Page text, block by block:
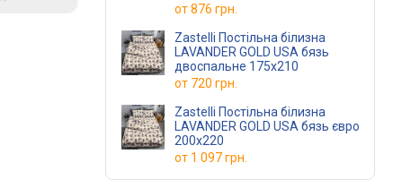
от876 грн.
Zastelli Постільна білизна
LAVANDER GOLD USA бязь
двоспальне 175х210
от 720 грн.
Zastelli Постільна білизна
LAVANDER GOLD USA бязь євро
200х220
от 1 097 грн.